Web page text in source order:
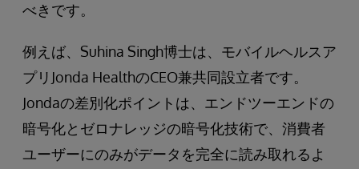
べきです。
例えば、Suhina Singh博士は、モバイルヘルスア
プリJonda HealthのCEO兼共同設立者です。
Jondaの差別化ポイントは、エンドツーエンドの
暗号化とゼロナレッジの暗号化技術で、消費者
ユーザーにのみがデータを完全に読み取れるよ